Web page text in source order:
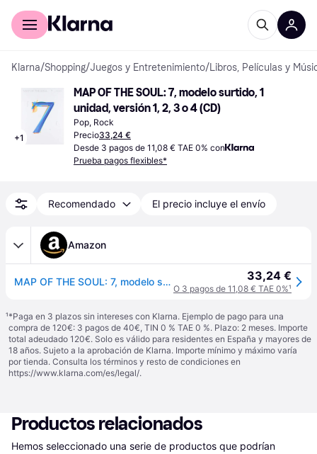
Comprar con Klarna
Klarna/Shopping/Juegos y Entretenimiento/Libros, Películas y
+1
MAP OF THE SOUL: 7, modelo surtido, 1
unidad, versión 1, 2, 3 o 4 (CD)
Pop, Rock
Precio33,24 €
Desde 3 pagos de 11,08 € TAE 0% con
Prueba pagos flexibles*
Recomendado El precio incluye el envío
Amazon
MAP OF THE SOUL: 7, modelo surtido, 1 unidad, versión 1, 2, 3 o 4 33,24 €
O 3 pagos de 11,08 € TAE 0%¹
¹*Paga en 3 plazos sin intereses con Klarna. Ejemplo de pago para una
compra de 120€: 3 pagos de 40€, TIN 0 % TAE 0 %. Plazo: 2 meses. Importe
total adeudado 120€. Solo es válido para residentes en España y mayores de
18 años. Sujeto a la aprobación de Klarna. Importe mínimo y máximo varía
por tienda. Consulta los términos y resto de condiciones en
https://www.klarna.com/es/legal/.
Productos relacionados
Hemos seleccionado una serie de productos que podrían